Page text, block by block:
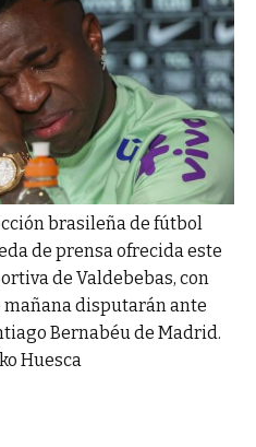
brasileña de fútbol
de prensa ofrecida este
de Valdebebas, con
disputarán ante
Bernabéu de Madrid.
Huesca